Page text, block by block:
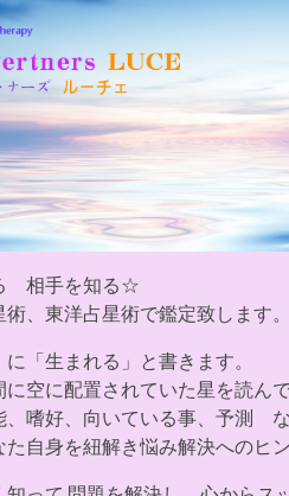
相手を知る☆
、東洋占星術で鑑定致します。
「生まれる」と書きます。
空に配置されていた星を読ん
、嗜好、向いている事、予測
自身を紐解き悩み解決へのヒ